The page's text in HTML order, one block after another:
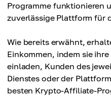
Programme funktionieren
zuverlässige Plattform für
Wie bereits erwähnt,
Einkommen, indem sie
einladen, Kunden des
Dienstes oder der
besten Krypto-Affiliate-